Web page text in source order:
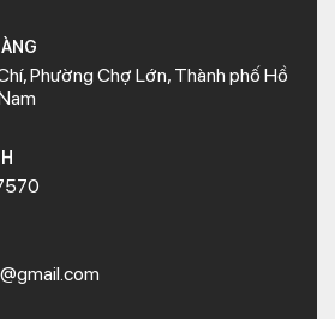
Phường Chợ Lớn, Thành phố Hồ